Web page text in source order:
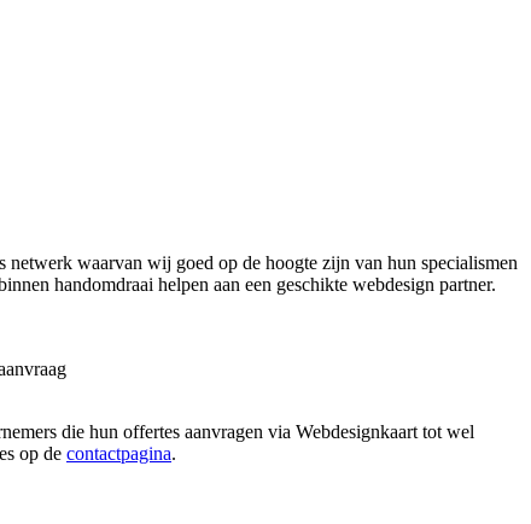
netwerk waarvan wij goed op de hoogte zijn van hun specialismen
handomdraai helpen aan een geschikte webdesign partner.
die hun offertes aanvragen via Webdesignkaart tot wel
op de contactpagina.